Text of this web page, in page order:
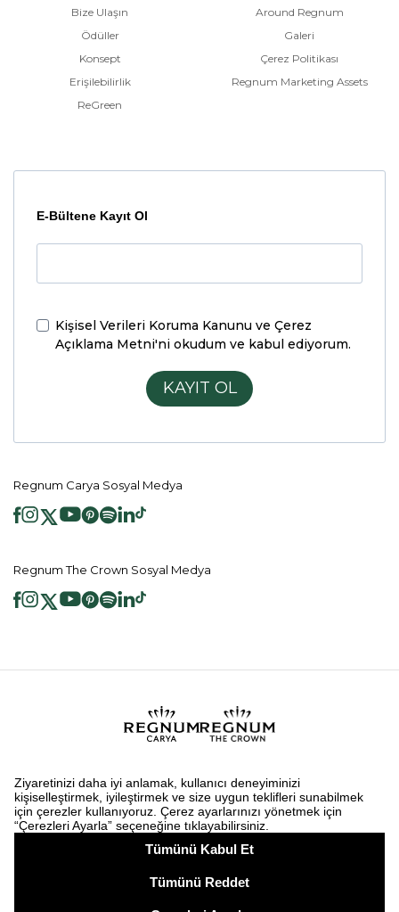
Bize Ulaşın
Ödüller
Konsept
Erişilebilirlik
ReGreen
Around Regnum
Galeri
Çerez Politikası
Regnum Marketing Assets
E-Bültene Kayıt Ol
Kişisel Verileri Koruma Kanunu ve Çerez
Açıklama Metni'ni okudum ve kabul ediyorum.
KAYIT OL
Regnum Carya Sosyal Medya
Regnum The Crown Sosyal Medya
2026 ® Regnum Hotels. Tüm hakları saklıdır.
Bilgi Toplumu Hizmetleri